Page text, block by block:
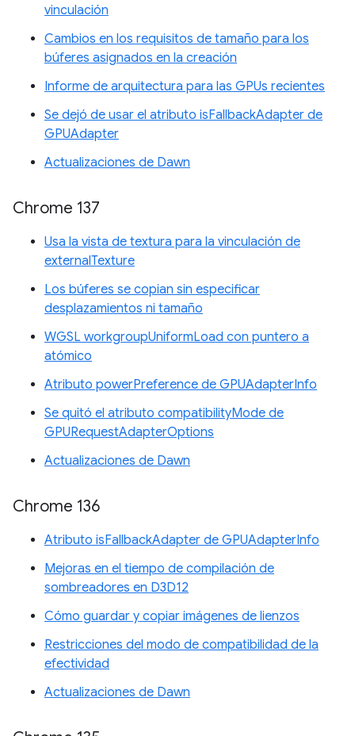
vinculación
Cambios en los requisitos de tamaño para los
búferes asignados en la creación
Informe de arquitectura para las GPUs recientes
Se dejó de usar el atributo isFallbackAdapter de
GPUAdapter
Actualizaciones de Dawn
Chrome 137
Usa la vista de textura para la vinculación de
externalTexture
Los búferes se copian sin especificar
desplazamientos ni tamaño
WGSL workgroupUniformLoad con puntero a
atómico
Atributo powerPreference de GPUAdapterInfo
Se quitó el atributo compatibilityMode de
GPURequestAdapterOptions
Actualizaciones de Dawn
Chrome 136
Atributo isFallbackAdapter de GPUAdapterInfo
Mejoras en el tiempo de compilación de
sombreadores en D3D12
Cómo guardar y copiar imágenes de lienzos
Restricciones del modo de compatibilidad de la
efectividad
Actualizaciones de Dawn